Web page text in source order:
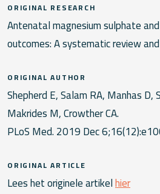
ORIGINAL RESEARCH
Antenatal magnesium sulphate
outcomes: A systematic review
ORIGINAL AUTHOR
Shepherd E, Salam RA, Manhas D,
Makrides M, Crowther CA.
PLoS Med. 2019 Dec
ORIGINAL ARTICLE
Lees het originele artikelhier